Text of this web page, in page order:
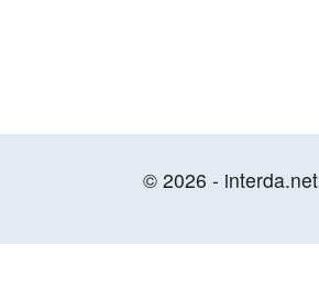
© 2026 - interda.net